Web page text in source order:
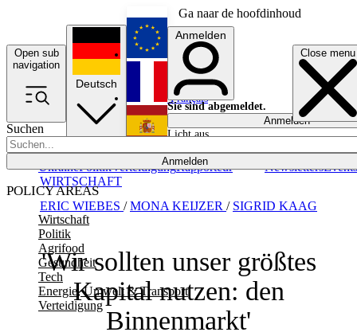
Ga naar de hoofdinhoud
Open sub
navigation
Close menu
Suchen
Anmelden
POLICY AREAS
Wirtschaft
Politik
Agrifood
Gesundheit
Tech
Energie, Umwelt & Transport
Verteidigung
UkrainePolitikVerteidigungRapporteur NewslettersEvents
Deutsch
English
Français
Anmelden
Sie sind abgemeldet.
Anmelden
Licht aus
'Wir sollten unser größtes
Kapital nutzen: den
Binnenmarkt'
ERIC WIEBES /MONA KEIJZER / SIGRID KAAG
WIRTSCHAFT